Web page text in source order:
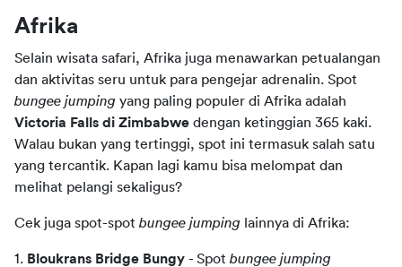
Afrika
Selain wisata safari, Afrika juga menawarkan petualangan
bungee jumping yang paling populer di Afrika adalah
Victoria Falls di Zimbabwe dengan ketinggian 365 kaki.
Walau bukan yang tertinggi, spot ini termasuk salah satu
yang tercantik. Kapan lagi kamu bisa melompat dan
melihat pelangi sekaligus?
Cek juga spot-spot bungee jumping lainnya di Afrika:
1. Bloukrans Bridge Bungy - Spot